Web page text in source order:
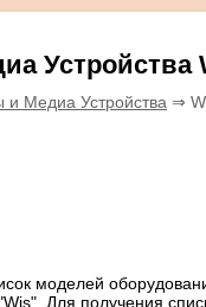
Устройства
и Медиа Устройства ⇒
моделей
Для получения